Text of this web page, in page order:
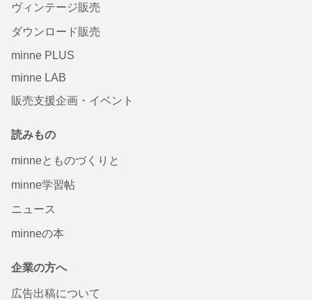
ヴィンテージ販売
ダウンロード販売
minne PLUS
minne LAB
販売支援企画・イベント
読みもの
minneとものづくりと
minne学習帖
ニュース
minneの本
企業の方へ
広告出稿について